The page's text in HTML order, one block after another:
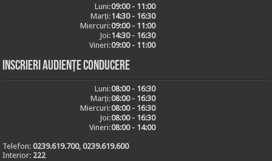
Luni:09:00 - 11:00
Marți:14:30 - 16:30
Miercuri:09:00 - 11:00
Joi:14:30 - 16:30
Vineri:09:00 - 11:00
Inscrieri audiențe conducere
Luni:08:00 - 16:30
Marți:08:00 - 16:30
Miercuri:08:00 - 16:30
Joi:08:00 - 16:30
Vineri:08:00 - 14:00
Telefon:0239.619.700, 0239.619.600
Interior: 222